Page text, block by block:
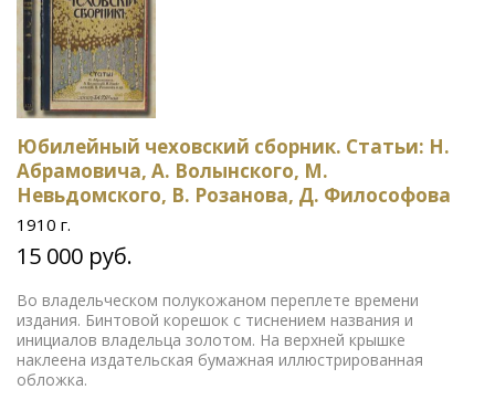
Юбилейный чеховский сборник. Статьи: Н.
Абрамовича, А. Волынского, М.
Невьдомского, В. Розанова, Д. Философова
1910 г.
15 000 руб.
Во владельческом полукожаном переплете времени
издания. Бинтовой корешок с тиснением названия и
инициалов владельца золотом. На верхней крышке
наклеена издательская бумажная иллюстрированная
обложка.